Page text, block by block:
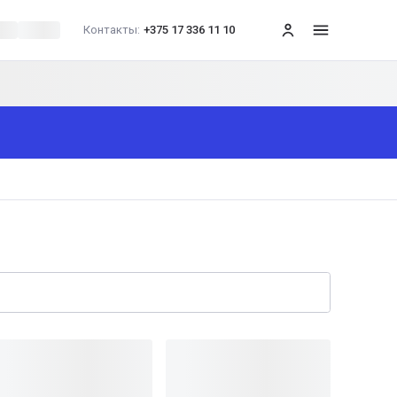
Контакты: +375 17 336 11 10 меню